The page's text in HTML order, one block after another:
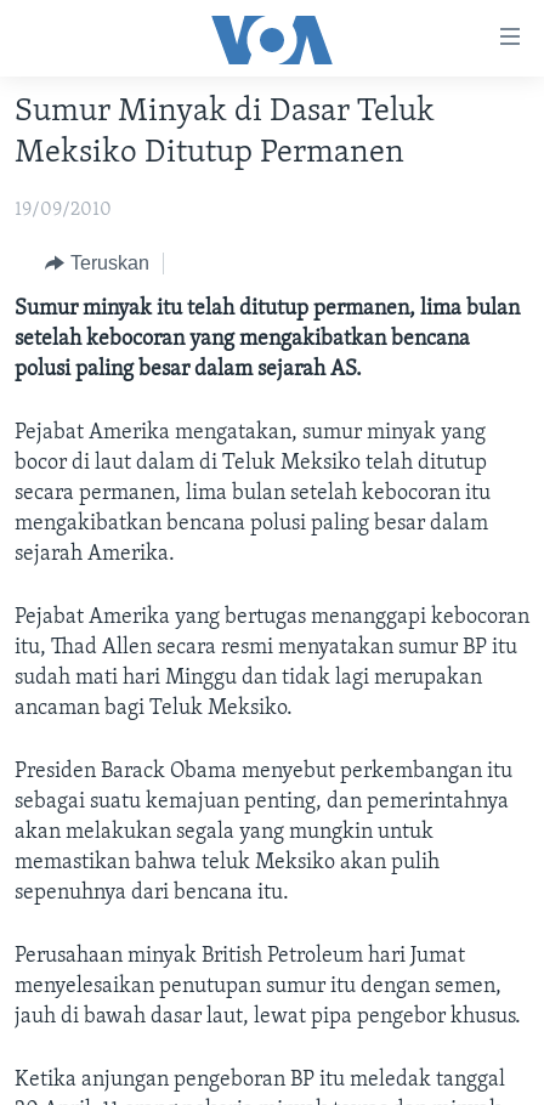
Akses
Lanjut
ke
Konten
Lanjut
Navigasi
Utama
Lanjut
Pencarian
VIDEO
POLYGRAPH
DAFTAR PROGRAM
Learning English
IKUTI KAMI
Bahasa-bahasa
Sumur Minyak di Dasar Teluk
Meksiko Ditutup Permanen
19/09/2010
Teruskan
Sumur minyak itu telah ditutup permanen, lima bulan
setelah kebocoran yang mengakibatkan bencana
polusi paling besar dalam sejarah AS.
Pejabat Amerika mengatakan, sumur minyak yang
bocor di laut dalam di Teluk Meksiko telah ditutup
secara permanen, lima bulan setelah kebocoran itu
mengakibatkan bencana polusi paling besar dalam
sejarah Amerika.
Pejabat Amerika yang bertugas menanggapi kebocoran
itu, Thad Allen secara resmi menyatakan sumur BP itu
sudah mati hari Minggu dan tidak lagi merupakan
ancaman bagi Teluk Meksiko.
Presiden Barack Obama menyebut perkembangan itu
sebagai suatu kemajuan penting, dan pemerintahnya
akan melakukan segala yang mungkin untuk
memastikan bahwa teluk Meksiko akan pulih
sepenuhnya dari bencana itu.
Perusahaan minyak British Petroleum hari Jumat
menyelesaikan penutupan sumur itu dengan semen,
jauh di bawah dasar laut, lewat pipa pengebor khusus.
Ketika anjungan pengeboran BP itu meledak tanggal